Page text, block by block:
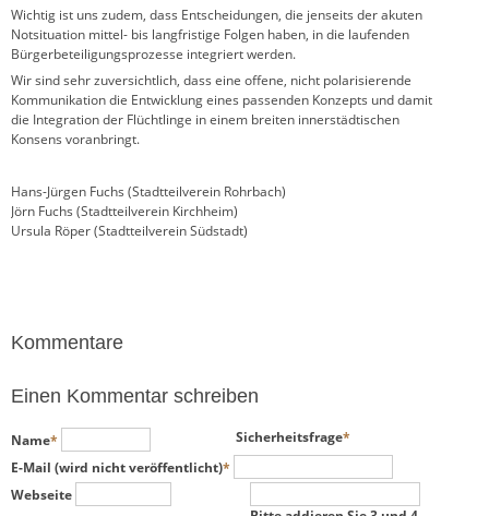
Wichtig ist uns zudem, dass Entscheidungen, die jenseits der akuten
Notsituation mittel- bis langfristige Folgen haben, in die laufenden
Bürgerbeteiligungsprozesse integriert werden.
Wir sind sehr zuversichtlich, dass eine offene, nicht polarisierende
Kommunikation die Entwicklung eines passenden Konzepts und damit
die Integration der Flüchtlinge in einem breiten innerstädtischen
Konsens voranbringt.
Hans-Jürgen Fuchs (Stadtteilverein Rohrbach)
Jörn Fuchs (Stadtteilverein Kirchheim)
Ursula Röper (Stadtteilverein Südstadt)
Kommentare
Einen Kommentar schreiben
Pflichtfeld
Name*
Pflichtfeld
E-Mail (wird nicht veröffentlicht)*
Webseite
Pflichtfeld
Sicherheitsfrage*